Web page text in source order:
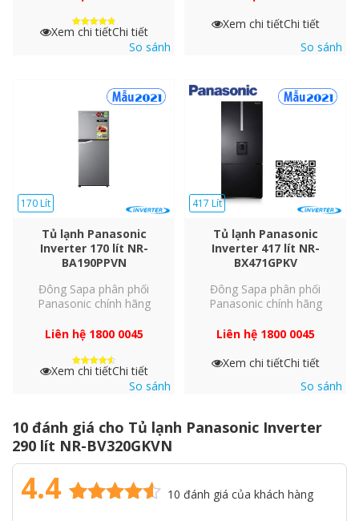
tủ với hệ thống Multi Control
Hệ thống Multi Control sẽ kiểm soát và điều chỉnh nhiệt độ ở
nhau trong từng ngăn và giảm lượng điện tiêu thụ.
Giữ ẩm rau quả tươi ngon với ngăn
Tủ lạnh này có ngăn dành riêng cho bảo quản rau củ và trái cây
Được xếp
Xem chi tiếtChi tiết
So sánh
Xem chi tiếtChi tiết
So sánh
170 Lít
Tủ lạnh Panasonic
Inverter 170 lít NR-
BA190PPVN
Đông Sapa phân phối
Panasonic chính hãng
Liên hệ 1800 0045
Được xếp
Xem chi tiếtChi tiết
So sánh
417 Lít
Tủ lạnh Panasonic
Inverter 417 lít NR-
BX471GPKV
Đông Sapa phân phối
Panasonic chính hãng
Liên hệ 1800 0045
Xem chi tiếtChi tiết
So sánh
10 đánh giá cho Tủ lạnh Panasonic Inverter
290 lít NR-BV320GKVN
4.4 10 đánh giá của khách hàng